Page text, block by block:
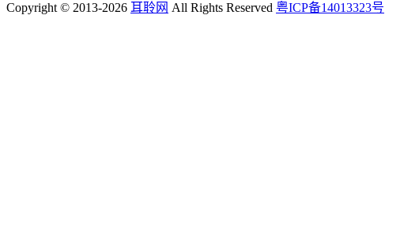
Copyright © 2013-2026 耳聆网 All Rights Reserved 粤ICP备14013323号